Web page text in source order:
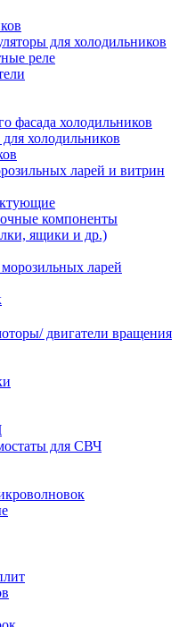
для холодильников
реле
фасада холодильников
холодильников
ларей и витрин
компоненты
ящики и др.)
ларей
двигатели вращения
для СВЧ